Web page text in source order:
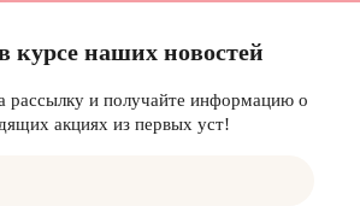
курсе наших новостей
рассылку и получайте информацию о
акциях из первых уст!